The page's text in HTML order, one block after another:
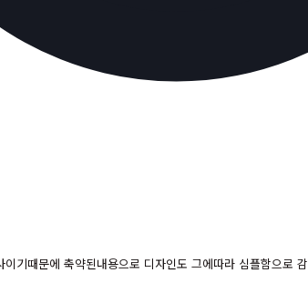
기때문에 축약된내용으로 디자인도 그에따라 심플함으로 감